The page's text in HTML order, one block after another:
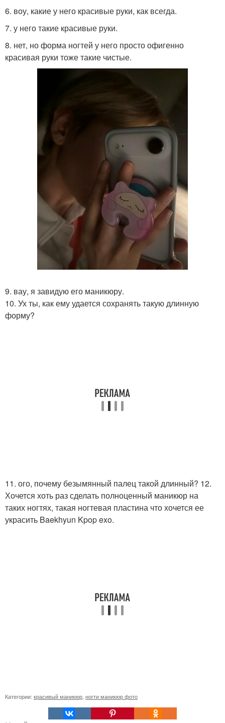
6. воу, какие у него красивые руки, как всегда.
7. у него такие красивые руки.
8. нет, но форма ногтей у него просто офигенно
красивая руки тоже такие чистые.
9. вау, я завидую его маникюру.
10. Ух ты, как ему удается сохранять такую длинную
форму?
11. ого, почему безымянный палец такой длинный? 12.
Хочется хоть раз сделать полноценный маникюр на
таких ногтях, такая ногтевая пластина что хочется ее
украсить Baekhyun Kpop exo.
Категории: красивый маникюр ногти маникюр фото